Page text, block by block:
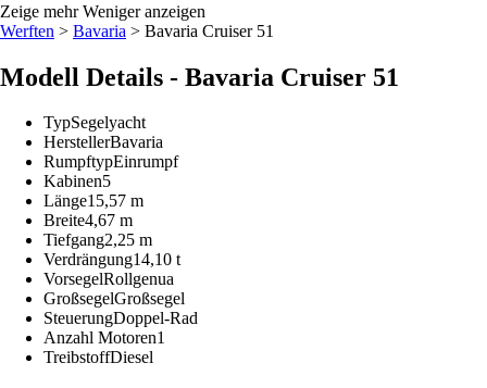
Zeige mehr Weniger anzeigen
Werften > Bavaria > Bavaria Cruiser 51
Modell Details - Bavaria Cruiser 51
TypSegelyacht
HerstellerBavaria
RumpftypEinrumpf
Kabinen5
Länge15,57 m
Breite4,67 m
Tiefgang2,25 m
Verdrängung14,10 t
VorsegelRollgenua
GroßsegelGroßsegel
SteuerungDoppel-Rad
Anzahl Motoren1
TreibstoffDiesel